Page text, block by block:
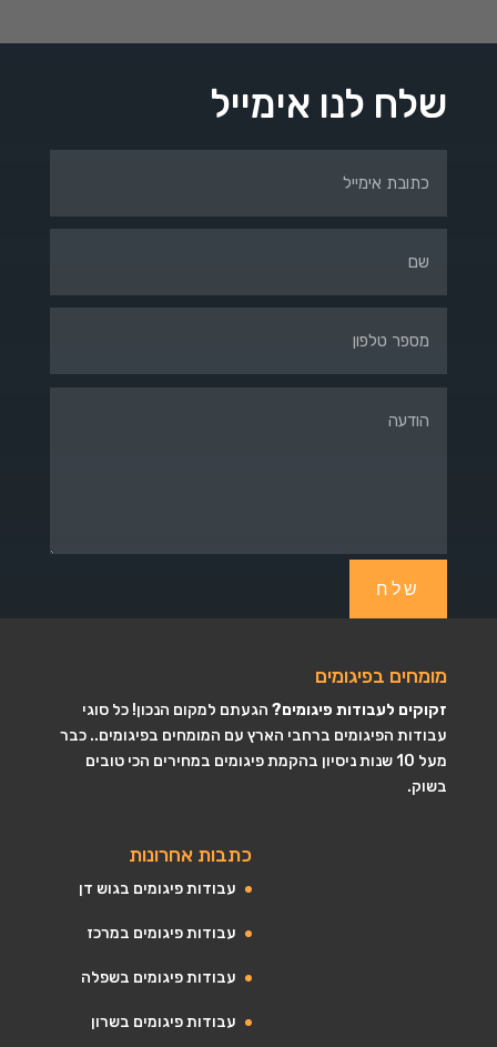
שלח לנו אימייל
שלח
מומחים בפיגומים
זקוקים לעבודות פיגומים?הגעתם למקום הנכון! כל סוגי
עבודות הפיגומים ברחבי הארץ עם המומחים בפיגומים.. כבר
מעל 10 שנות ניסיון בהקמת פיגומים במחירים הכי טובים
בשוק.
כתבות אחרונות
עבודות פיגומים בגוש דן
עבודות פיגומים במרכז
עבודות פיגומים בשפלה
עבודות פיגומים בשרון